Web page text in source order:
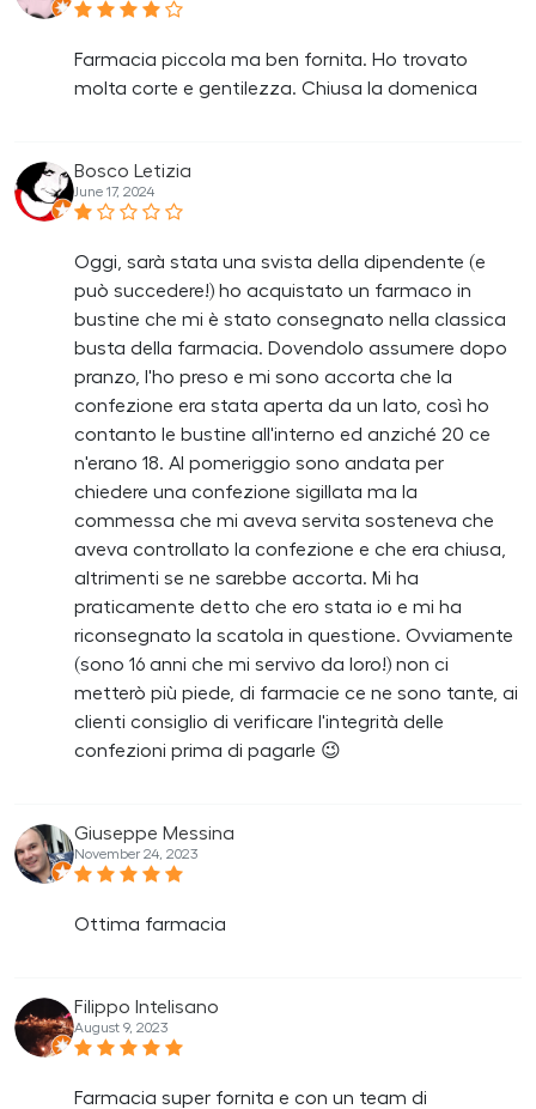
Farmacia piccola ma ben fornita. Ho trovato
molta corte e gentilezza. Chiusa la domenica
Bosco Letizia
June 17, 2024
Oggi, sarà stata una svista della dipendente (e
può succedere!) ho acquistato un farmaco in
bustine che mi è stato consegnato nella classica
busta della farmacia. Dovendolo assumere dopo
pranzo, l'ho preso e mi sono accorta che la
confezione era stata aperta da un lato, così ho
contanto le bustine all'interno ed anziché 20 ce
n'erano 18. Al pomeriggio sono andata per
chiedere una confezione sigillata ma la
commessa che mi aveva servita sosteneva che
aveva controllato la confezione e che era chiusa,
altrimenti se ne sarebbe accorta. Mi ha
praticamente detto che ero stata io e mi ha
riconsegnato la scatola in questione. Ovviamente
(sono 16 anni che mi servivo da loro!) non ci
metterò più piede, di farmacie ce ne sono tante, ai
clienti consiglio di verificare l'integrità delle
confezioni prima di pagarle 😉
Giuseppe Messina
November 24, 2023
Ottima farmacia
Filippo Intelisano
August 9, 2023
Farmacia super fornita e con un team di